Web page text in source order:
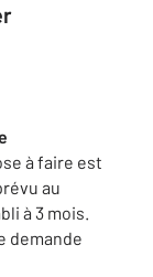
à faire est
au
à 3 mois.
demande